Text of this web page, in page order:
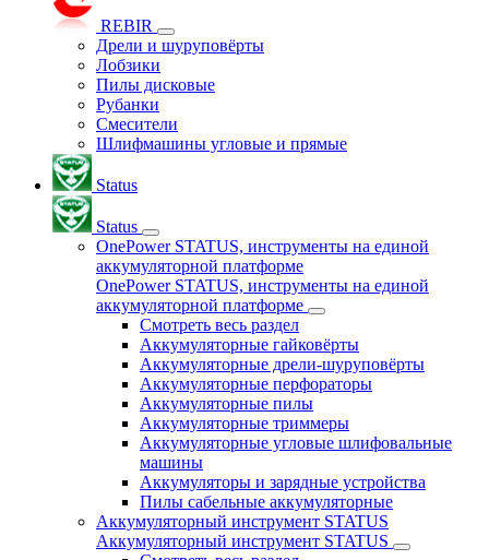
REBIR
Дрели и шуруповёрты
Лобзики
Пилы дисковые
Рубанки
Смесители
Шлифмашины угловые и прямые
Status
Status
OnePower STATUS, инструменты на единой
аккумуляторной платформе
OnePower STATUS, инструменты на единой
аккумуляторной платформе
Смотреть весь раздел
Аккумуляторные гайковёрты
Аккумуляторные дрели-шуруповёрты
Аккумуляторные перфораторы
Аккумуляторные пилы
Аккумуляторные триммеры
Аккумуляторные угловые шлифовальные
машины
Аккумуляторы и зарядные устройства
Пилы сабельные аккумуляторные
Аккумуляторный инструмент STATUS
Аккумуляторный инструмент STATUS